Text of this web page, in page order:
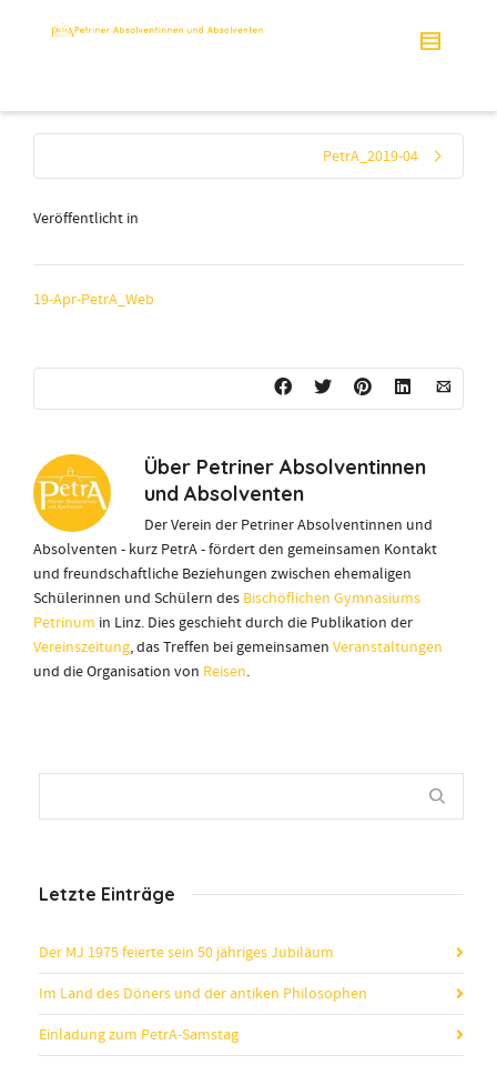
PetrA_2019-04
Veröffentlicht in
19-Apr-PetrA_Web
Über Petriner Absolventinnen
und Absolventen
Der Verein der Petriner Absolventinnen und
Absolventen - kurz PetrA - fördert den gemeinsamen Kontakt
und freundschaftliche Beziehungen zwischen ehemaligen
Schülerinnen und Schülern des Bischöflichen Gymnasiums
Petrinum in Linz. Dies geschieht durch die Publikation der
Vereinszeitung, das Treffen bei gemeinsamen Veranstaltungen
und die Organisation von Reisen.
Letzte Einträge
Der MJ 1975 feierte sein 50 jähriges Jubiläum
Im Land des Döners und der antiken Philosophen
Einladung zum PetrA-Samstag